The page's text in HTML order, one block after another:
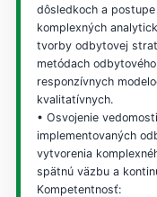
dôsledkoch a
komplexných
tvorby odbytovej
metódach
responzívnych
kvalitatívnych.
• Osvojenie
implementovaných
vytvorenia
spätnú väzbu a
Kompetentnosť: